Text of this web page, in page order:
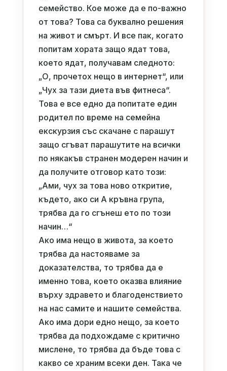
семейство. Кое може да е по-важно
от това? Това са буквално решения
на живот и смърт. И все пак, когато
попитам хората защо ядат това,
което ядат, получавам следното:
„О, прочетох нещо в интернет“, или
„Чух за тази диета във фитнеса“.
Това е все едно да попитате един
родител по време на семейна
екскурзия със скачане с парашут
защо сгъват парашутите на всички
по някакъв странен модерен начин и
да получите отговор като този:
„Ами, чух за това ново откритие,
където, ако си А кръвна група,
трябва да го сгънеш ето по този
начин…“
Ако има нещо в живота, за което
трябва да настояваме за
доказателства, то трябва да е
именно това, което оказва влияние
върху здравето и благоденствието
на нас самите и нашите семейства.
Ако има дори едно нещо, за което
трябва да подхождаме с критично
мислене, то трябва да бъде това с
какво се храним всеки ден. Така че